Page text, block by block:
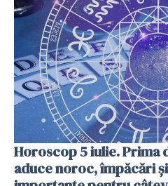
Horoscop 5 iulie. Prima
aduce noroc, împăcări